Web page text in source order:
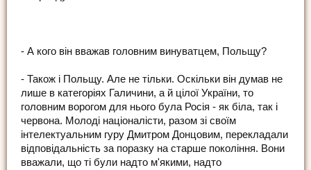
- А кого він вважав головним винуватцем, Польщу?
- Також і Польщу. Але не тільки. Оскільки він думав не
лише в категоріях Галичини, а й цілої України, то
головним ворогом для нього була Росія - як біла, так і
червона. Молоді націоналісти, разом зі своїм
інтелектуальним гуру Дмитром Донцовим, перекладали
відповідальність за поразку на старше покоління. Вони
вважали, що ті були надто м'якими, надто